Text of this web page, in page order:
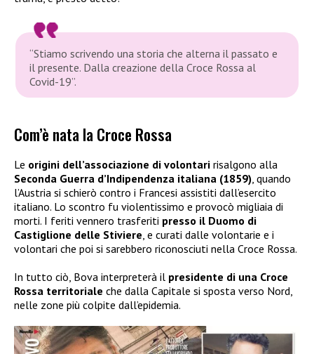
“Stiamo scrivendo una storia che alterna il passato e
il presente. Dalla creazione della Croce Rossa al
Covid-19”.
Com’è nata la Croce Rossa
Le origini dell’associazione di volontari risalgono alla
Seconda Guerra d’Indipendenza italiana (1859) , quando
l’Austria si schierò contro i Francesi assistiti dall’esercito
italiano. Lo scontro fu violentissimo e provocò migliaia di
morti. I feriti vennero trasferiti presso il Duomo di
Castiglione delle Stiviere , e curati dalle volontarie e i
volontari che poi si sarebbero riconosciuti nella Croce Rossa.
In tutto ciò, Bova interpreterà il presidente di una Croce
Rossa territoriale che dalla Capitale si sposta verso Nord,
nelle zone più colpite dall’epidemia.